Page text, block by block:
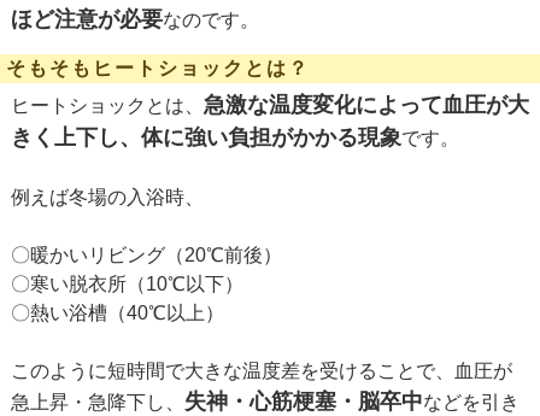
ほど注意が必要なのです。
そもそもヒートショックとは？
ヒートショックとは、 急激な温度変化によって血圧が大
きく上下し、体に強い負担がかかる現象です。
例えば冬場の入浴時、
〇暖かいリビング（20℃前後）
〇寒い脱衣所（10℃以下）
〇熱い浴槽（40℃以上）
このように短時間で大きな温度差を受けることで、血圧が
急上昇・急降下し、 失神・心筋梗塞・脳卒中などを引き